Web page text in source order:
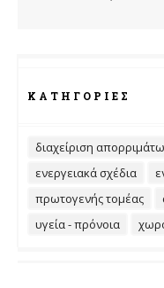
ΚΑΤΗΓΟΡΊΕΣ
διαχείριση
ενεργειακά σχέδια
πρωτογενής τομέας
υγεία - πρόνοια